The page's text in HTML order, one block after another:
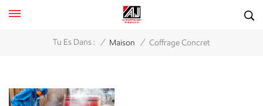
Tu Es Dans : / Maison / Coffrage Concret